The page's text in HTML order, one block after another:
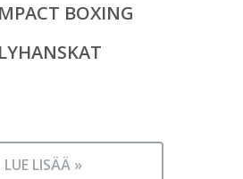
BOXING
LUE LISÄÄ »